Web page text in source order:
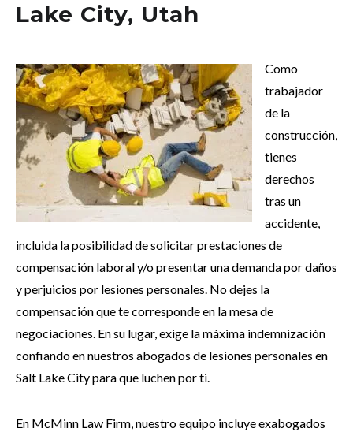
Lake City, Utah
Como
trabajador
de la
construcción,
tienes
derechos
tras un
accidente,
incluida la posibilidad de solicitar prestaciones de
compensación laboral y/o presentar una demanda por daños
y perjuicios por lesiones personales. No dejes la
compensación que te corresponde en la mesa de
negociaciones. En su lugar, exige la máxima indemnización
confiando en nuestros abogados de lesiones personales en
Salt Lake City para que luchen por ti.
En McMinn Law Firm, nuestro equipo incluye exabogados